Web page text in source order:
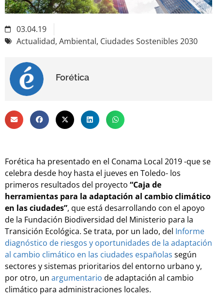
03.04.19
Actualidad, Ambiental, Ciudades Sostenibles 2030
Forética
Forética ha presentado en el Conama Local 2019 -que se
celebra desde hoy hasta el jueves en Toledo- los
primeros resultados del proyecto “Caja de
herramientas para la adaptación al cambio climático
en las ciudades”, que está desarrollando con el apoyo
de la Fundación Biodiversidad del Ministerio para la
Transición Ecológica. Se trata, por un lado, del Informe
diagnóstico de riesgos y oportunidades de la adaptación
al cambio climático en las ciudades españolas según
sectores y sistemas prioritarios del entorno urbano y,
por otro, un argumentario de adaptación al cambio
climático para administraciones locales.